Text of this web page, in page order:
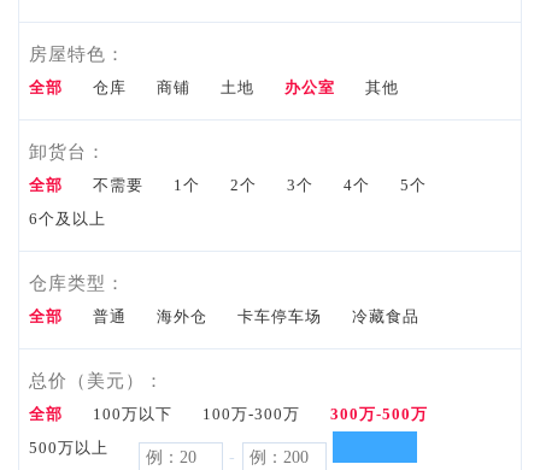
Tools
料
询
联系
电
房屋特色：
全部 仓库 商铺 土地 办公室 其他
卸货台：
全部 不需要 1个 2个 3个 4个
5个
6个及以上
仓库类型：
全部 普通 海外仓 卡车停车场 冷藏食品
总价（美元）：
全部 100万以下 100万-300万
300万-500万
500万以上
-